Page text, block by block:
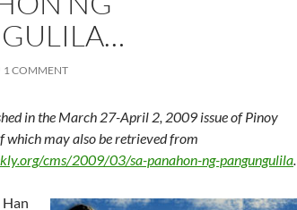
1 COMMENT
in the March 27-April 2, 2009 issue of Pinoy
which may also be retrieved from
cms/2009/03/sa-panahon-ng-pangungulila.
Han